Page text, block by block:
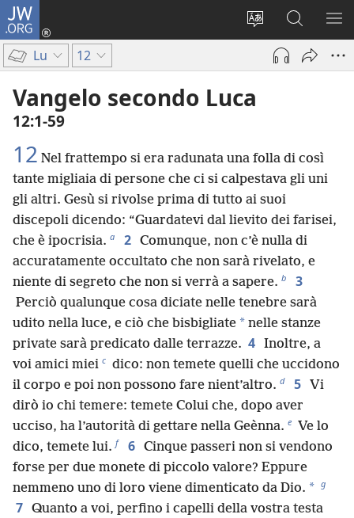
JW.ORG
Modificare
lingua
sito
Accedi
(apre
Cerca
JW.ORG
Lu 12
Vangelo secondo Luca
12:1-59
12 Nel frattempo si era radunata una folla di così
tante migliaia di persone che ci si calpestava gli uni
gli altri. Gesù si rivolse prima di tutto ai suoi
discepoli dicendo: “Guardatevi dal lievito dei farisei,
che è ipocrisia. a 2 Comunque, non c’è nulla di
accuratamente occultato che non sarà rivelato, e
niente di segreto che non si verrà a sapere. b 3
Perciò qualunque cosa diciate nelle tenebre sarà
udito nella luce, e ciò che bisbigliate * nelle stanze
private sarà predicato dalle terrazze. 4 Inoltre, a
voi amici miei c dico: non temete quelli che uccidono
il corpo e poi non possono fare nient’altro. d 5 Vi
dirò io chi temere: temete Colui che, dopo aver
ucciso, ha l’autorità di gettare nella Geènna. e Ve lo
dico, temete lui. f 6 Cinque passeri non si vendono
forse per due monete di piccolo valore? Eppure
nemmeno uno di loro viene dimenticato da Dio. * g
7 Quanto a voi, perfino i capelli della vostra testa